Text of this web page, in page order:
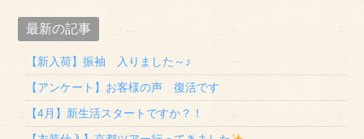
最新の記事
【新入荷】振袖 入りました～♪
【アンケート】お客様の声 復活です
【4月】新生活スタートですか？！